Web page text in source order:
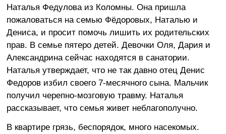
Наталья Федулова из Коломны. Она пришла
пожаловаться на семью Фёдоровых, Наталью и
Дениса, и просит помочь лишить их родительских
прав. В семье пятеро детей. Девочки Оля, Дария и
Александрина сейчас находятся в санатории.
Наталья утверждает, что не так давно отец Денис
Федоров избил своего 7-месячного сына. Мальчик
получил черепно-мозговую травму. Наталья
рассказывает, что семья живет неблагополучно.
В квартире грязь, беспорядок, много насекомых.